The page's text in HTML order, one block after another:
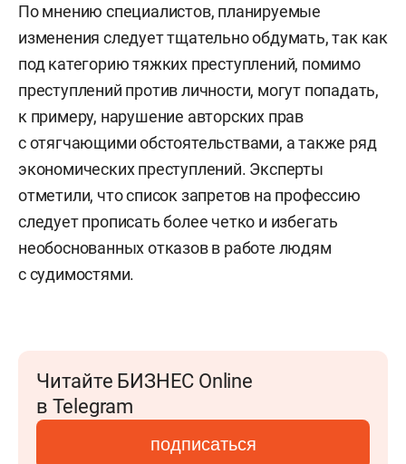
По мнению специалистов, планируемые
изменения следует тщательно обдумать, так как
под категорию тяжких преступлений, помимо
преступлений против личности, могут попадать,
к примеру, нарушение авторских прав
с отягчающими обстоятельствами, а также ряд
экономических преступлений. Эксперты
отметили, что список запретов на профессию
следует прописать более четко и избегать
необоснованных отказов в работе людям
с судимостями.
Читайте БИЗНЕС Online
в Telegram
подписаться